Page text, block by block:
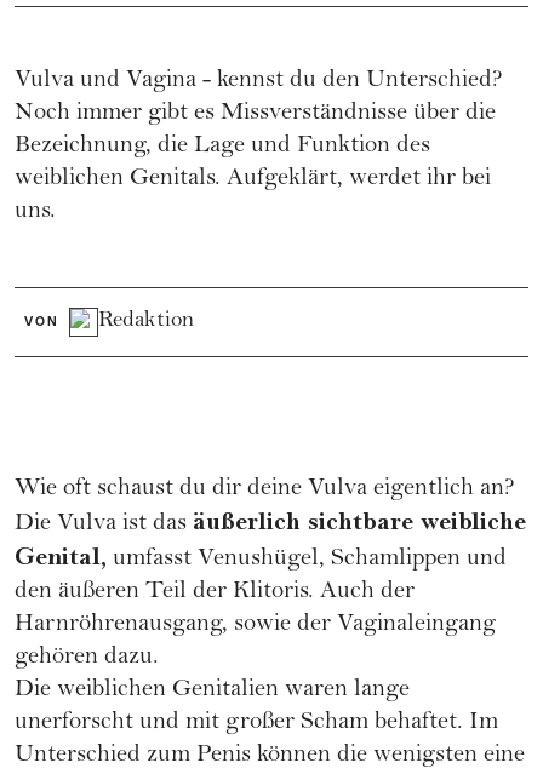
Vulva und Vagina - kennst du den Unterschied?
Noch immer gibt es Missverständnisse über die
Bezeichnung, die Lage und Funktion des
weiblichen Genitals. Aufgeklärt, werdet ihr bei
uns.
VON Redaktion
Wie oft schaust du dir deine Vulva eigentlich an?
Die Vulva ist das äußerlich sichtbare weibliche
Genital, umfasst Venushügel, Schamlippen und
den äußeren Teil der Klitoris. Auch der
Harnröhrenausgang, sowie der Vaginaleingang
gehören dazu.
Die weiblichen Genitalien waren lange
unerforscht und mit großer Scham behaftet. Im
Unterschied zum Penis können die wenigsten eine